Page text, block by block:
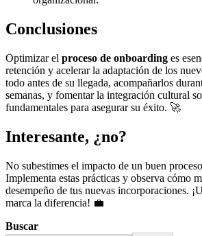
Conclusiones
Optimizar el proceso de onboarding es
retención y acelerar la adaptación de los
todo antes de su llegada, acompañarlos
semanas, y fomentar la integración cultural
fundamentales para asegurar su éxito. 🚀
Interesante, ¿no?
No subestimes el impacto de un buen
Implementa estas prácticas y observa cómo
desempeño de tus nuevas incorporaciones.
marca la diferencia! 💼
Buscar